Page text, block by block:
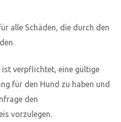
alle Schäden, die durch den
ist verpflichtet, eine gültige
für den Hund zu haben und
den
vorzulegen.